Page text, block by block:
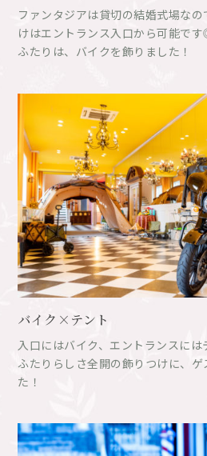
ファンタジアは貸切の結婚式場な
けはエントランス入口から可能で
ふたりは、バイクを飾りました！
バイク×テント
入口にはバイク、エントランスに
ふたりらしさ全開の飾りつけに、
た！